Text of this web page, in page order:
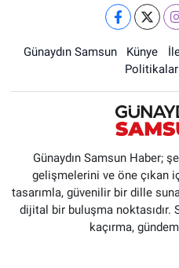
Günaydın Samsun Künye
Politikalar
Günaydın Samsun Haber;
gelişmelerini ve öne çıkan
tasarımla, güvenilir bir dille
dijital bir buluşma noktasıdır.
kaçırma,